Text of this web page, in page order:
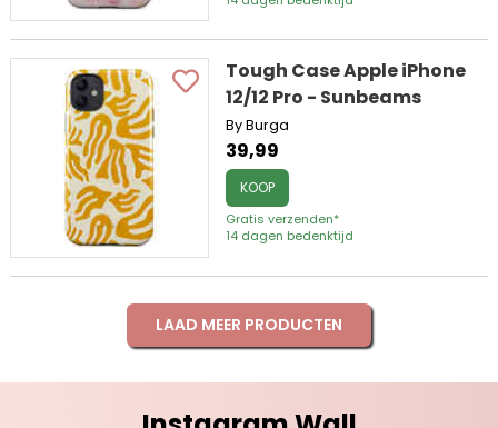
Tough Case Apple iPhone
12/12 Pro - Sunbeams
By Burga
39,99
KOOP
Gratis verzenden*
14 dagen bedenktijd
LAAD MEER PRODUCTEN